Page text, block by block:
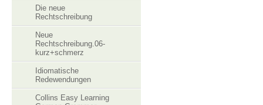
Die neue
Rechtschreibung
Neue
Rechtschreibung.06-
kurz+schmerz
Idiomatische
Redewendungen
Collins Easy Learning